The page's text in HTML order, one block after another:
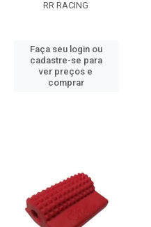
RR RACING
Faça seu login ou
cadastre-se para
ver preços e
comprar